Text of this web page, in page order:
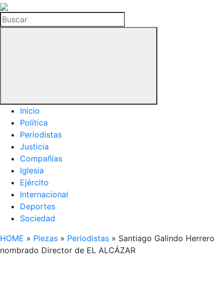
La
Hemeroteca
del
Buscar
Inicio
Política
Periodistas
Justicia
Compañías
Iglesia
Ejército
Internacional
Deportes
Sociedad
HOME » Piezas » Periodistas » Santiago Galindo Herrero
nombrado Director de EL ALCÁZAR